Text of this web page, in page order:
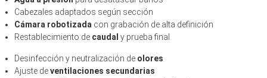
Cabezales adaptados según sección
Cámara robotizada con grabación de alta definición
Restablecimiento de caudal y prueba final
Desinfección y neutralización de olores
Ajuste deventilaciones secundarias